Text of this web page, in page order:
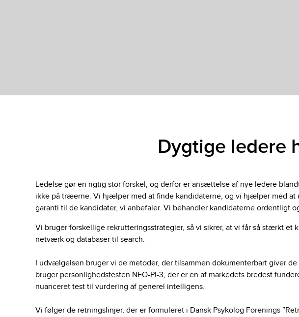
Dygtige ledere
Ledelse gør en rigtig stor forskel, og derfor er ansættelse af nye ledere
ikke på træerne. Vi hjælper med at finde kandidaterne, og vi hjælper med
garanti til de kandidater, vi anbefaler. Vi behandler kandidaterne ordentligt
Vi bruger forskellige rekrutteringsstrategier, så vi sikrer, at vi får så stærkt
netværk og databaser til search.
I udvælgelsen bruger vi de metoder, der tilsammen dokumenterbart giver
bruger personlighedstesten NEO-PI-3, der er en af markedets bredest
nuanceret test til vurdering af generel intelligens.
Vi følger de retningslinjer, der er formuleret i Dansk Psykolog Forenings